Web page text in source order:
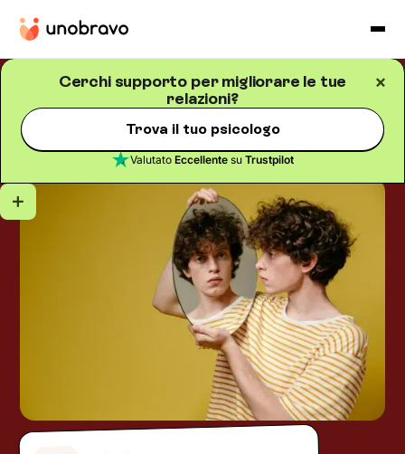
Cerchi supporto per migliorare le tue
relazioni?
Trova il tuo psicologo
Valutato Eccellentesu Trustpilot
minuti di lettura
Egocentrismo: significato,
segnali e come ridurlo